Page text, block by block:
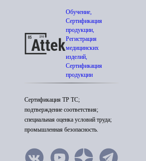
Обучение,
Сертификация
продукции,
Регистрация
медицинских
изделий,
Сертификация
продукции
Сертификация ТР ТС;
подтверждение соответствия;
специальная оценка условий труда;
промышленная безопасность.